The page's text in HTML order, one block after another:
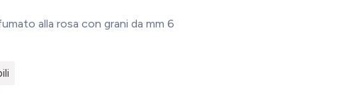
alla rosa con grani da mm 6